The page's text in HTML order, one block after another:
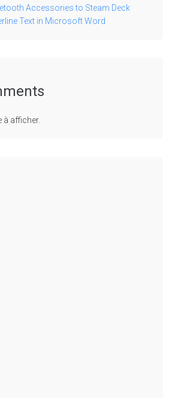
Accessories to Steam Deck
Text in Microsoft Word
afficher.